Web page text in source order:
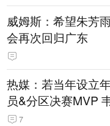
威姆斯：希望朱芳
会再次回归广东
热媒：若当年设立
员&分区决赛MVP
7